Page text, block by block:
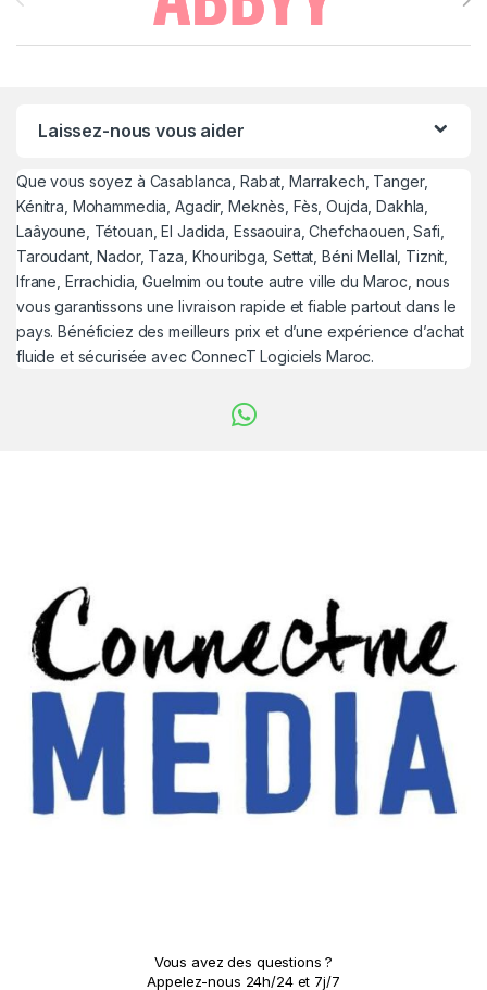
Laissez-nous vous aider
Que vous soyez à Casablanca, Rabat, Marrakech, Tanger,
Kénitra, Mohammedia, Agadir, Meknès, Fès, Oujda, Dakhla,
Laâyoune, Tétouan, El Jadida, Essaouira, Chefchaouen, Safi,
Taroudant, Nador, Taza, Khouribga, Settat, Béni Mellal, Tiznit,
Ifrane, Errachidia, Guelmim ou toute autre ville du Maroc, nous
vous garantissons une livraison rapide et fiable partout dans le
pays. Bénéficiez des meilleurs prix et d’une expérience d’achat
fluide et sécurisée avec ConnecT Logiciels Maroc.
Vous avez des questions ?
Appelez-nous 24h/24 et 7j/7